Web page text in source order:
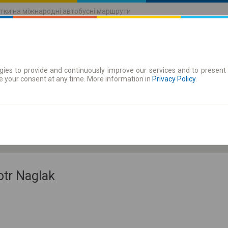
на міжнародні автобусні маршрути
Абонементи
Naglak
to provide and continuously improve our services and to
your consent at any time. More information in Privacy Policy.